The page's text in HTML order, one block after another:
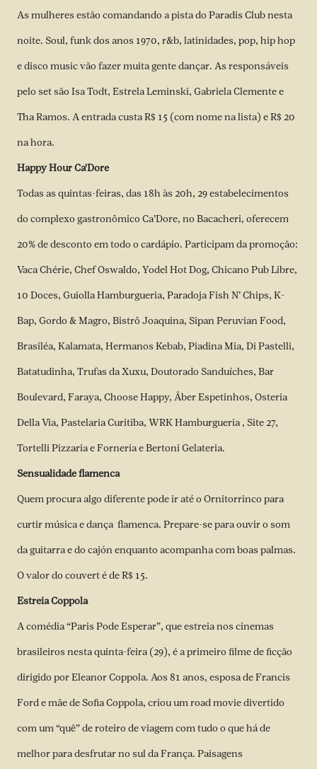
As mulheres estão comandando a pista do Paradis Club nesta
noite. Soul, funk dos anos 1970, r&b, latinidades, pop, hip hop
e disco music vão fazer muita gente dançar. As responsáveis
pelo set são Isa Todt, Estrela Leminski, Gabriela Clemente e
Tha Ramos. A entrada custa R$ 15 (com nome na lista) e R$ 20
na hora.
Happy Hour Ca'Dore
Todas as quintas-feiras, das 18h às 20h, 29 estabelecimentos
do complexo gastronômico Ca’Dore, no Bacacheri, oferecem
20% de desconto em todo o cardápio. Participam da promoção:
Vaca Chérie, Chef Oswaldo, Yodel Hot Dog, Chicano Pub Libre,
10 Doces, Guiolla Hamburgueria, Paradoja Fish N’ Chips, K-
Bap, Gordo & Magro, Bistrô Joaquina, Sipan Peruvian Food,
Brasiléa, Kalamata, Hermanos Kebab, Piadina Mia, Di Pastelli,
Batatudinha, Trufas da Xuxu, Doutorado Sanduíches, Bar
Boulevard, Faraya, Choose Happy, Âber Espetinhos, Osteria
Della Via, Pastelaria Curitiba, WRK Hamburgueria , Site 27,
Tortelli Pizzaria e Forneria e Bertoni Gelateria.
Sensualidade flamenca
Quem procura algo diferente pode ir até o Ornitorrinco para
curtir música e dança flamenca. Prepare-se para ouvir o som
da guitarra e do cajón enquanto acompanha com boas palmas.
O valor do couvert é de R$ 15.
Estreia Coppola
A comédia “Paris Pode Esperar”, que estreia nos cinemas
brasileiros nesta quinta-feira (29), é a primeiro filme de ficção
dirigido por Eleanor Coppola. Aos 81 anos, esposa de Francis
Ford e mãe de Sofia Coppola, criou um road movie divertido
com um “quê” de roteiro de viagem com tudo o que há de
melhor para desfrutar no sul da França. Paisagens